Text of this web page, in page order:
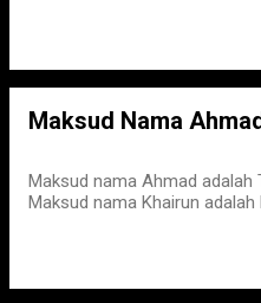
Maksud Nama
Maksud nama Ahmad adalah
Maksud nama Khairun adalah